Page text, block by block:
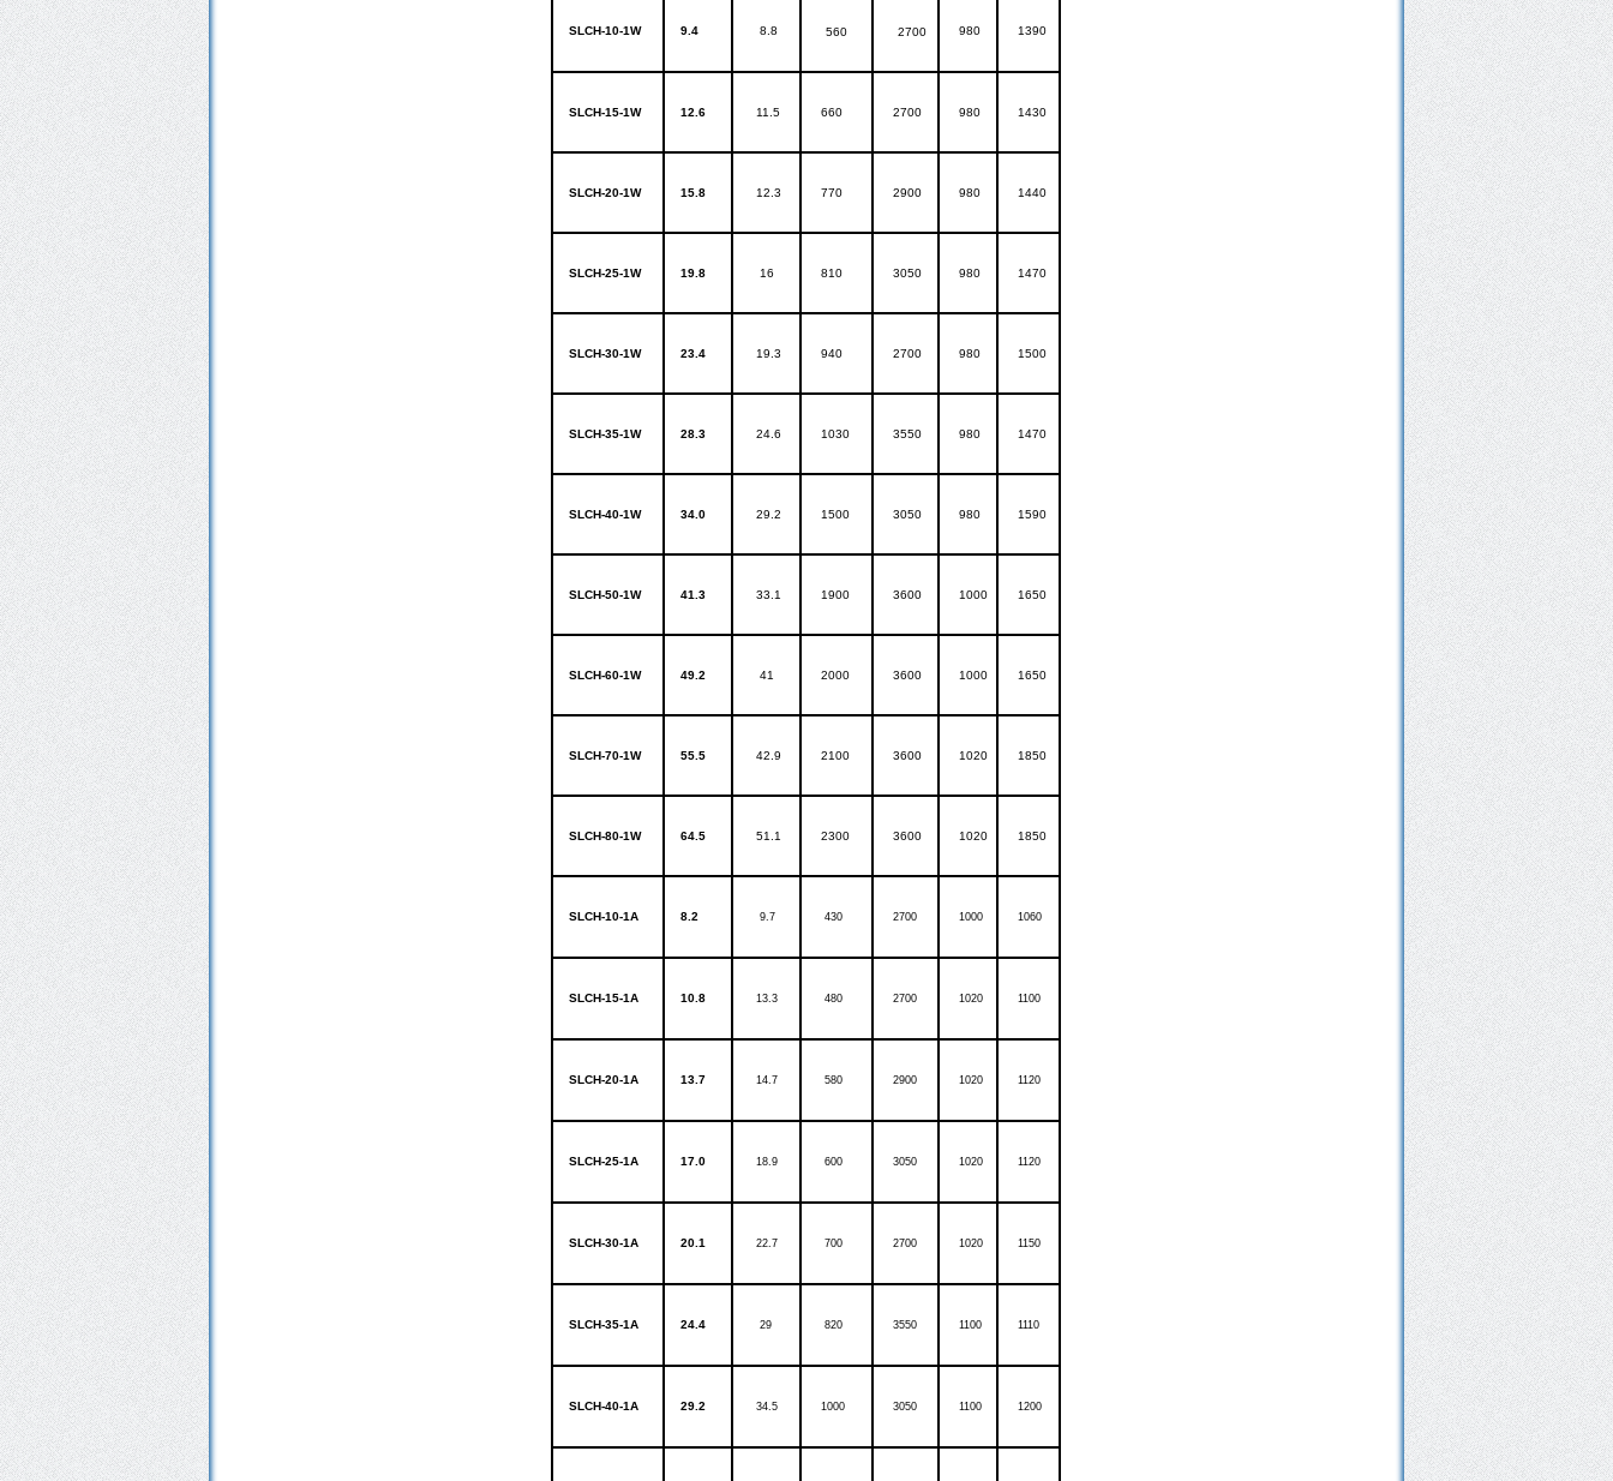
SLCH-10-1W 9.4 8.8 560 2700 980 1390
SLCH-15-1W 12.6 11.5 660 2700 980 1430
SLCH-20-1W 15.8 12.3 770 2900 980 1440
SLCH-25-1W 19.8 16 810 3050 980 1470
SLCH-30-1W 23.4 19.3 940 2700 980 1500
SLCH-35-1W 28.3 24.6 1030 3550 980 1470
SLCH-40-1W 34.0 29.2 1500 3050 980 1590
SLCH-50-1W 41.3 33.1 1900 3600 1000 1650
SLCH-60-1W 49.2 41 2000 3600 1000 1650
SLCH-70-1W 55.5 42.9 2100 3600 1020 1850
SLCH-80-1W 64.5 51.1 2300 3600 1020 1850
SLCH-10-1A 8.2 9.7 430 2700 1000 1060
SLCH-15-1A 10.8 13.3 480 2700 1020 1100
SLCH-20-1A 13.7 14.7 580 2900 1020 1120
SLCH-25-1A 17.0 18.9 600 3050 1020 1120
SLCH-30-1A 20.1 22.7 700 2700 1020 1150
SLCH-35-1A 24.4 29 820 3550 1100 1110
SLCH-40-1A 29.2 34.5 1000 3050 1100 1200